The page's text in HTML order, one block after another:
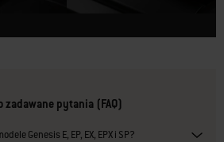
zadawane pytania (FAQ)
Genesis E, EP, EX, EPX i SP?